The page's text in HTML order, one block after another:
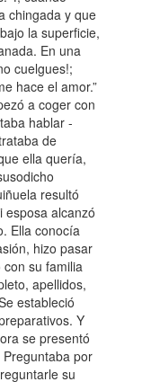
chingada y que
la superficie,
En una
cuelgues!;
hace el amor.”
a coger con
hablar -
de
ella quería,
resultó
esposa alcanzó
Ella conocía
hizo pasar
su familia
apellidos,
estableció
Y
se presentó
por
su